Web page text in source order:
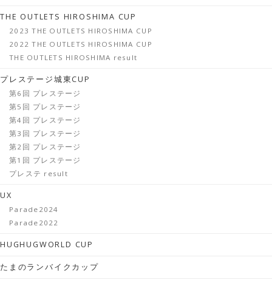
THE OUTLETS HIROSHIMA CUP
2023 THE OUTLETS HIROSHIMA CUP
2022 THE OUTLETS HIROSHIMA CUP
THE OUTLETS HIROSHIMA result
プレステージ城東CUP
第6回 プレステージ
第5回 プレステージ
第4回 プレステージ
第3回 プレステージ
第2回 プレステージ
第1回 プレステージ
プレステ result
UX
Parade2024
Parade2022
HUGHUGWORLD CUP
たまのランバイクカップ